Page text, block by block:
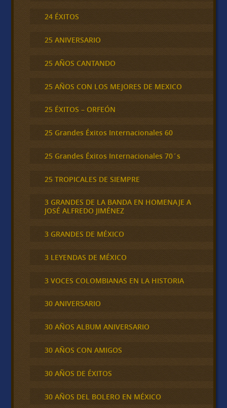
24 ÉXITOS
25 ANIVERSARIO
25 AÑOS CANTANDO
25 AÑOS CON LOS MEJORES DE MEXICO
25 ÉXITOS – ORFEÓN
25 Grandes Éxitos Internacionales 60
25 Grandes Éxitos Internacionales 70´s
25 TROPICALES DE SIEMPRE
3 GRANDES DE LA BANDA EN HOMENAJE A
JOSÉ ALFREDO JIMÉNEZ
3 GRANDES DE MÉXICO
3 LEYENDAS DE MÉXICO
3 VOCES COLOMBIANAS EN LA HISTORIA
30 ANIVERSARIO
30 AÑOS ALBUM ANIVERSARIO
30 AÑOS CON AMIGOS
30 AÑOS DE ÉXITOS
30 AÑOS DEL BOLERO EN MÉXICO